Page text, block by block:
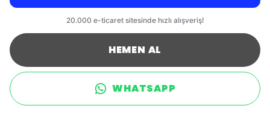
HEMEN AL
WHATSAPP